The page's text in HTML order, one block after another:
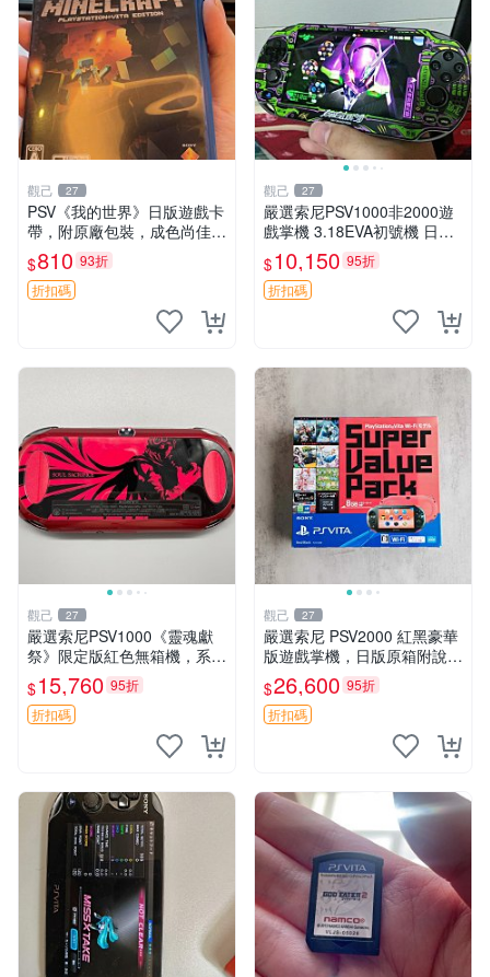
觀己 27
PSV《我的世界》日版遊戲卡
帶，附原廠包裝，成色尚佳，
功能完好，嚴選推薦給喜愛冒
險的玩家，同城交易，無退無
換 我的世界 PS4 游戲 卡帶
$810 93折
折扣碼
觀己 27
嚴選索尼PSV1000非2000遊
戲掌機 3.18EVA初號機 日版
實物 無點無線無老化 自用清
倉 EVA 初號機 PSV1000
$10,150 95折
折扣碼
觀己 27
嚴選索尼PSV1000《靈魂獻
祭》限定版紅色無箱機，系統
3.65，功能完好。屏幕、攝像
頭、按鍵及搖桿皆正常運作。
靈魂獻祭 限定版 PSV1000 紅
$15,760 95折
折扣碼
觀己 27
嚴選索尼 PSV2000 紅黑豪華
版遊戲掌機，日版原箱附說明
書 PSV2000 紅黑色 豪華版
日版 品牌 Sony
$26,600 95折
折扣碼